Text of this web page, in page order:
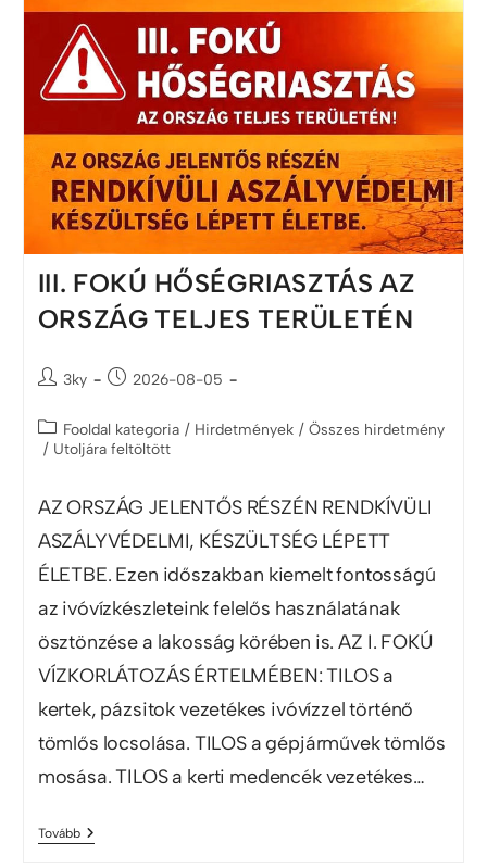
III. FOKÚ HŐSÉGRIASZTÁS AZ
ORSZÁG TELJES TERÜLETÉN
3ky 2026-08-05
Fooldal kategoria / Hirdetmények / Összes hirdetmény
/ Utoljára feltöltött
AZ ORSZÁG JELENTŐS RÉSZÉN RENDKÍVÜLI
ASZÁLYVÉDELMI, KÉSZÜLTSÉG LÉPETT
ÉLETBE. Ezen időszakban kiemelt fontosságú
az ivóvízkészleteink felelős használatának
ösztönzése a lakosság körében is. AZ I. FOKÚ
VÍZKORLÁTOZÁS ÉRTELMÉBEN: TILOS a
kertek, pázsitok vezetékes ivóvízzel történő
tömlős locsolása. TILOS a gépjárművek tömlős
mosása. TILOS a kerti medencék vezetékes…
Tovább